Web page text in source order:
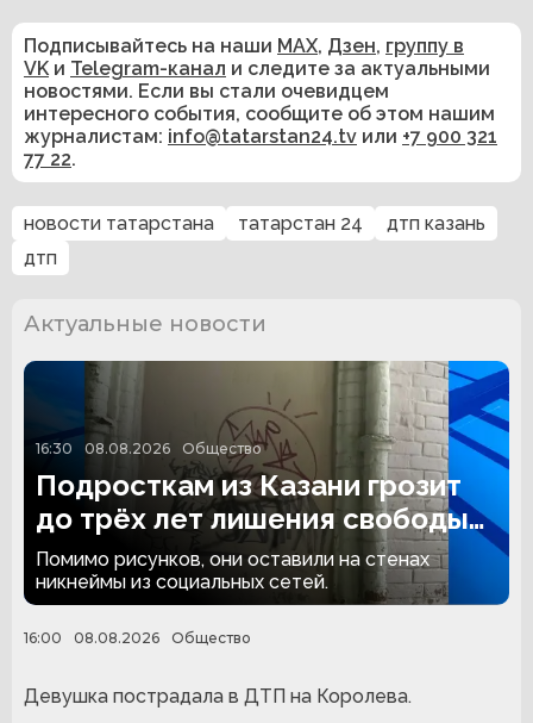
Подписывайтесь на наши MAX, Дзен, группу в
VK и Telegram-канал и следите за актуальными
новостями. Если вы стали очевидцем
интересного события, сообщите об этом нашим
журналистам: info@tatarstan24.tv или +7 900 321
77 22.
новости татарстана татарстан 24
дтп казань
дтп
Актуальные новости
16:30 08.08.2026 Общество
Подросткам из Казани грозит
до трёх лет лишения свободы
за граффити
Помимо рисунков, они оставили на стенах
никнеймы из социальных сетей.
16:00 08.08.2026 Общество
Девушка пострадала в ДТП на Королева.